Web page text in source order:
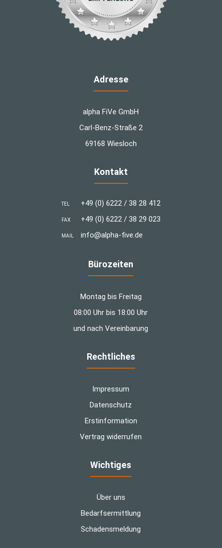
Adresse
alpha FiVe GmbH
Carl-Benz-Straße 2
69168 Wiesloch
Kontakt
TEL +49 (0) 6222 / 38 28 412
FAX +49 (0) 6222 / 38 29 023
MAIL info@alpha-five.de
Bürozeiten
Montag bis Freitag
08:00 Uhr bis 18:00 Uhr
und nach Vereinbarung
Rechtliches
Impressum
Datenschutz
Erstinformation
Vertrag widerrufen
Wichtiges
Über uns
Bedarfsermittlung
Schadensmeldung